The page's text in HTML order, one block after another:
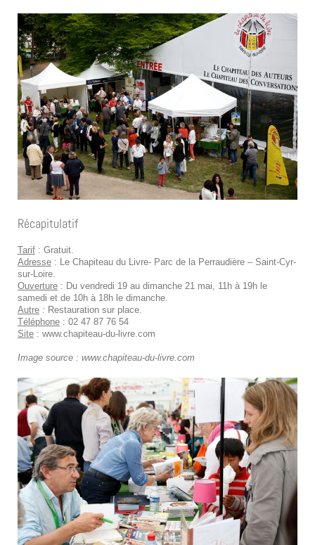
Récapitulatif
Tarif : Gratuit.
Adresse : Le Chapiteau du Livre- Parc de la Perraudière – Saint-Cyr-
sur-Loire.
Ouverture : Du vendredi 19 au dimanche 21 mai, 11h à 19h le
samedi et de 10h à 18h le dimanche.
Autre : Restauration sur place.
Téléphone : 02 47 87 76 54
Site : www.chapiteau-du-livre.com
Image source : www.chapiteau-du-livre.com